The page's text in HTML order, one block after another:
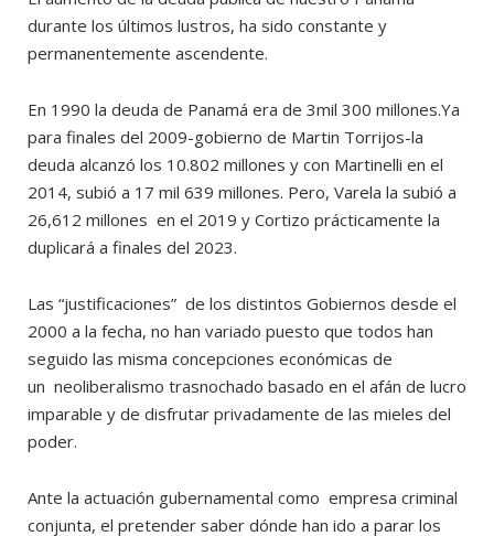
durante los últimos lustros, ha sido constante y
permanentemente ascendente.
En 1990 la deuda de Panamá era de 3mil 300 millones.Ya
para finales del 2009-gobierno de Martin Torrijos-la
deuda alcanzó los 10.802 millones y con Martinelli en el
2014, subió a 17 mil 639 millones. Pero, Varela la subió a
26,612 millones en el 2019 y Cortizo prácticamente la
duplicará a finales del 2023.
Las “justificaciones” de los distintos Gobiernos desde el
2000 a la fecha, no han variado puesto que todos han
seguido las misma concepciones económicas de
un neoliberalismo trasnochado basado en el afán de lucro
imparable y de disfrutar privadamente de las mieles del
poder.
Ante la actuación gubernamental como empresa criminal
conjunta, el pretender saber dónde han ido a parar los